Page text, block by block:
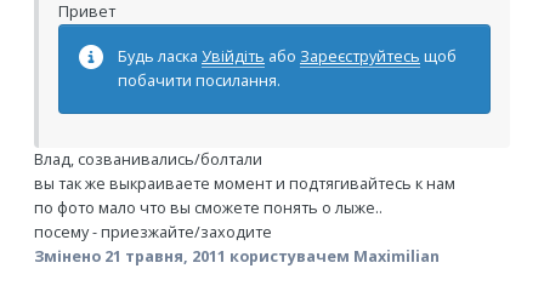
Привет
Будь ласка Увійдіть або Зареєструйтесь щоб
побачити посилання.
Влад, созванивались/болтали
вы так же выкраиваете момент и подтягивайтесь к нам
по фото мало что вы сможете понять о лыже..
посему - приезжайте/заходите
Змінено 21 травня, 2011 користувачем Maximilian